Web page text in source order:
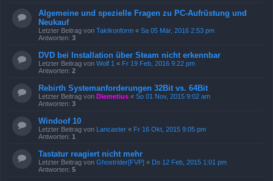
Algemeine und spezielle Fragen zu PC-Aufrüstung und
Neukauf
Letzter Beitrag von Taktkonform « Sa 05 Mär, 2016 2:53 pm
Antworten: 3
DVD bei Installation über Steam nicht erkennbar
Letzter Beitrag von Wolf 1 « Fr 19 Feb, 2016 9:22 pm
Antworten: 2
Rebirth Systemanforderungen 32Bit vs. 64Bit
Letzter Beitrag von Diemetius « So 01 Nov, 2015 9:02 am
Antworten: 3
Windoof 10
Letzter Beitrag von Lancaster « Fr 16 Okt, 2015 9:05 pm
Antworten: 1
Tastatur reagiert nicht mehr
Letzter Beitrag von Ghostrider[FVP] « Do 12 Feb, 2015 1:01 pm
Antworten: 5